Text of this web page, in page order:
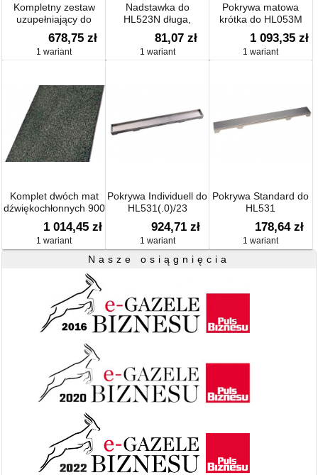
Kompletny zestaw
uzupełniający do
PRIMUS-DRAIN wpust
prysznicowy: ruszt
nierdzeewny, zestaw
obudowa mont
678,75 zł
1 wariant
Nadstawka do
HL523N długa,
121x121mm,
chromowana, wyskość
zabudowy od 18-
81,07 zł
1 wariant
Pokrywa matowa
krótka do HL053M
1 093,35 zł
1 wariant
Komplet dwóch mat
dźwiękochłonnych 900
x 450 mm
1 014,45 zł
1 wariant
Pokrywa Individuell do
HL531(.0)/23
924,71 zł
1 wariant
Pokrywa Standard do
HL531
178,64 zł
1 wariant
Nasze osiągnięcia